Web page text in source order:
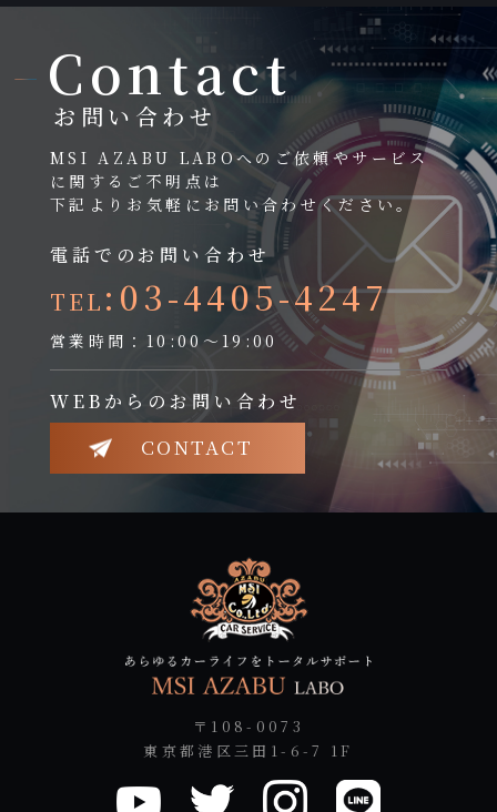
Contact
お問い合わせ
MSI AZABU LABOへのご依頼やサービス
に関するご不明点は
下記よりお気軽にお問い合わせください。
電話でのお問い合わせ
TEL :03-4405-4247
営業時間：10:00～19:00
WEBからのお問い合わせ
CONTACT
〒108-0073
東京都港区三田1-6-7 1F